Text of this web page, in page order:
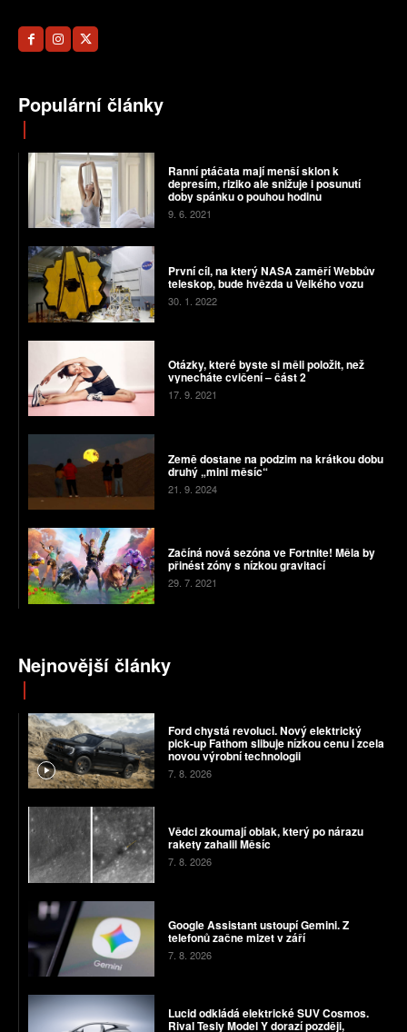
Populární články
Ranní ptáčata mají menší sklon k
depresím, riziko ale snižuje i posunutí
doby spánku o pouhou hodinu
9. 6. 2021
První cíl, na který NASA zaměří Webbův
teleskop, bude hvězda u Velkého vozu
30. 1. 2022
Otázky, které byste si měli položit, než
vynecháte cvičení – část 2
17. 9. 2021
Země dostane na podzim na krátkou dobu
druhý „mini měsíc“
21. 9. 2024
Začíná nová sezóna ve Fortnite! Měla by
přinést zóny s nízkou gravitací
29. 7. 2021
Nejnovější články
Ford chystá revoluci. Nový elektrický
pick-up Fathom slibuje nízkou cenu i zcela
novou výrobní technologii
7. 8. 2026
Vědci zkoumají oblak, který po nárazu
rakety zahalil Měsíc
7. 8. 2026
Google Assistant ustoupí Gemini. Z
telefonů začne mizet v září
7. 8. 2026
Lucid odkládá elektrické SUV Cosmos.
Rival Tesly Model Y dorazí později,